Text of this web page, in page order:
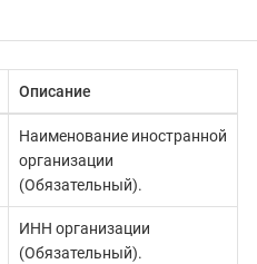
Описание
Наименование иностранной
организации
(Обязательный).
ИНН организации
(Обязательный).